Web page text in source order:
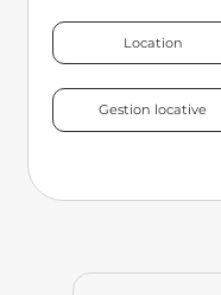
Location
Gestion locative